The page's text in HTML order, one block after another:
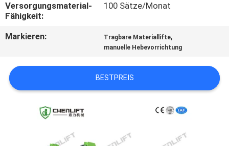
NEUIGKEITEN
BITTE UM
ANGEBOT
SITEMAP
Versorgungsmaterial-
Fähigkeit:
100 Sätze/Monat
Markieren: Tragbare Materiallifte,
manuelle Hebevorrichtung
BESTPREIS